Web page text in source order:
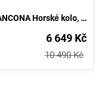
Head ANCONA Horské kolo, lososová
6 649 Kč
10 490 Kč